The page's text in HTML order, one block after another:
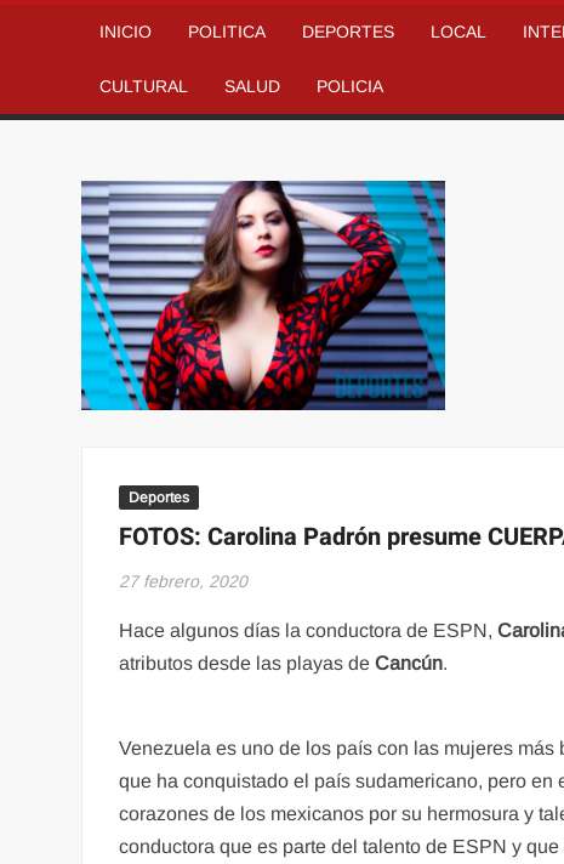
INICIO POLITICA DEPORTES LOCAL
CULTURAL SALUD POLICIA
Deportes
FOTOS: Carolina Padrón presume
27 febrero, 2020
Hace algunos días la conductora de ESPN,
atributos desde las playas deCancún.
Venezuela es uno de los país con las mujeres
que ha conquistado el país sudamericano, pero
corazones de los mexicanos por su hermosura y
conductora que es parte del talento de ESPN y